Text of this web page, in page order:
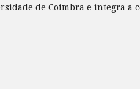
de Coimbra e integra a